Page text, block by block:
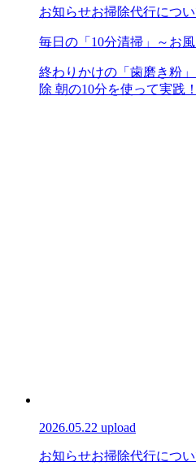
お知らせお掃除代行につ
毎日の「10分清掃」～お
終わりかけの「歯磨き粉
除 朝の10分を使って実践
2026.05.22 upload
お知らせお掃除代行につ